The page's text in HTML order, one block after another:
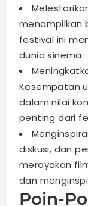
menampilkan
festival ini
dunia sinema.
Kesempatan
dalam nilai
penting dari
diskusi, dan
merayakan
dan
Poin-